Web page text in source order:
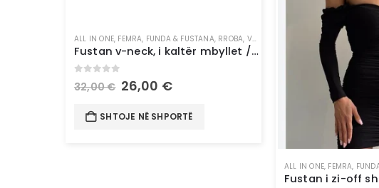
ALL IN ONE, FEMRA, FUNDA & FUSTANA, RROBA, VESHJE
Fustan v-neck, i kaltër mbyllet / navy color
out of 5
32,00€ 26,00 €
SHTOJE NË SHPORTË
ALL IN ONE, FEMRA,